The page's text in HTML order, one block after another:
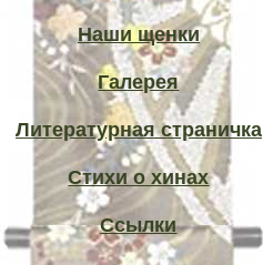
Наши щенки
Галерея
Литературная страничка
Стихи о хинах
Ссылки